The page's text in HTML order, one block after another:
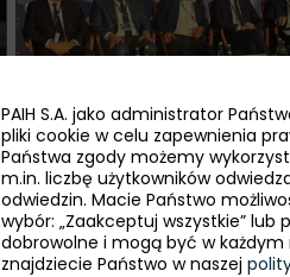
PAIH S.A. jako administrator
pliki cookie w celu zapewnienia
Państwa zgody możemy
m.in. liczbę użytkowników
odwiedzin. Macie Państwo
wybór: „Zaakceptuj wszystkie” lub
dobrowolne i mogą być w
znajdziecie Państwo w naszej